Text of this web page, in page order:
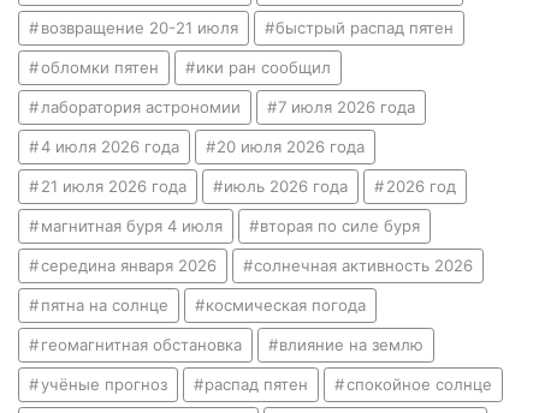
возвращение 20-21 июля быстрый распад пятен
обломки пятен ики ран сообщил
лаборатория астрономии 7 июля 2026 года
4 июля 2026 года 20 июля 2026 года
21 июля 2026 года июль 2026 года 2026 год
магнитная буря 4 июля вторая по силе буря
середина января 2026 солнечная активность 2026
пятна на солнце космическая погода
геомагнитная обстановка влияние на землю
учёные прогноз распад пятен спокойное солнце